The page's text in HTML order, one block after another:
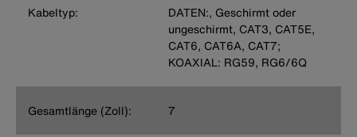
Kabeltyp:
DATEN:, Geschirmt oder
ungeschirmt, CAT3, CAT5E,
CAT6, CAT6A, CAT7;
KOAXIAL: RG59, RG6/6Q
Gesamtlänge (Zoll): 7